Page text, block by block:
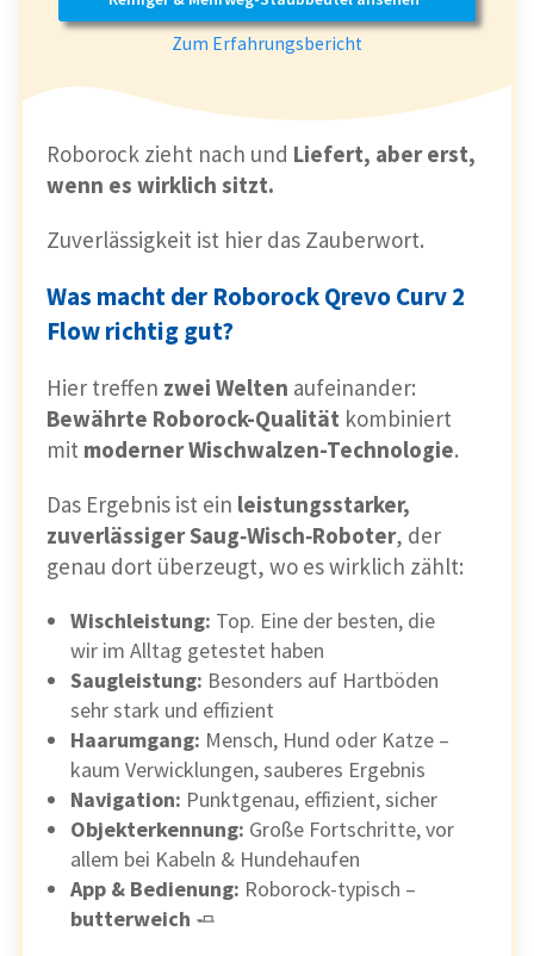
Zum Erfahrungsbericht
Roborock zieht nach und Liefert, aber erst,
wenn es wirklich sitzt.
Zuverlässigkeit ist hier das Zauberwort.
Was macht der Roborock Qrevo Curv 2
Flow richtig gut?
Hier treffen zwei Welten aufeinander:
Bewährte Roborock-Qualität kombiniert
mit moderner Wischwalzen-Technologie.
Das Ergebnis ist ein leistungsstarker,
zuverlässiger Saug‑Wisch‑Roboter, der
genau dort überzeugt, wo es wirklich zählt:
Wischleistung: Top. Eine der besten, die
wir im Alltag getestet haben
Saugleistung: Besonders auf Hartböden
sehr stark und effizient
Haarumgang: Mensch, Hund oder Katze –
kaum Verwicklungen, sauberes Ergebnis
Navigation: Punktgenau, effizient, sicher
Objekterkennung: Große Fortschritte, vor
allem bei Kabeln & Hundehaufen
App & Bedienung: Roborock-typisch –
butterweich 🧈